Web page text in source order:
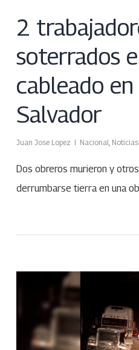
2
soterrados
cableado en
Salvador
Juan Jose Lopez Nacional, Noticias
Dos obreros murieron y
derrumbarse tierra en una